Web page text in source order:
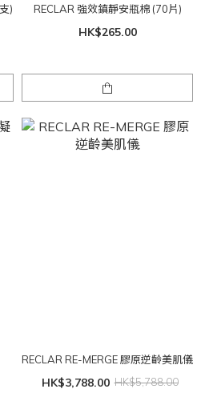
) RECLAR 強效鎮靜安瓶棉 (70片)
HK$265.00
RECLAR RE-MERGE 膠原逆齡美肌儀
HK$3,788.00 HK$5,788.00